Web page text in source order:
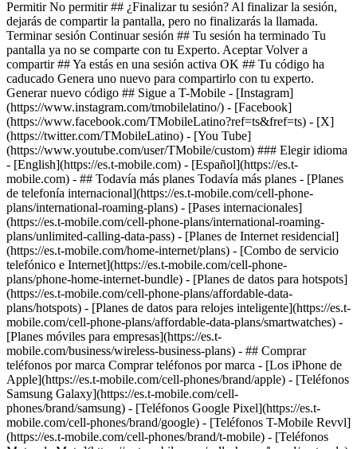
- ## Todavía más planes Todavía más planes - [Planes
de telefonía internacional](https://es.t-mobile.com/cell-phone-
plans/international-roaming-plans) - [Pases internacionales]
(https://es.t-mobile.com/cell-phone-plans/international-roaming-
plans/unlimited-calling-data-pass) - [Planes de Internet residencial]
(https://es.t-mobile.com/home-internet/plans) - [Combo de servicio
telefónico e Internet](https://es.t-mobile.com/cell-phone-
plans/phone-home-internet-bundle) - [Planes de datos para hotspots]
(https://es.t-mobile.com/cell-phone-plans/affordable-data-
plans/hotspots) - [Planes de datos para relojes inteligente](https://es.t-
mobile.com/cell-phone-plans/affordable-data-plans/smartwatches) -
[Planes móviles para empresas](https://es.t-
mobile.com/business/wireless-business-plans) - ## Comprar
teléfonos por marca Comprar teléfonos por marca - [Los iPhone de
Apple](https://es.t-mobile.com/cell-phones/brand/apple) - [Teléfonos
Samsung Galaxy](https://es.t-mobile.com/cell-
phones/brand/samsung) - [Teléfonos Google Pixel](https://es.t-
mobile.com/cell-phones/brand/google) - [Teléfonos T-Mobile Revvl]
(https://es.t-mobile.com/cell-phones/brand/t-mobile) - [Teléfonos